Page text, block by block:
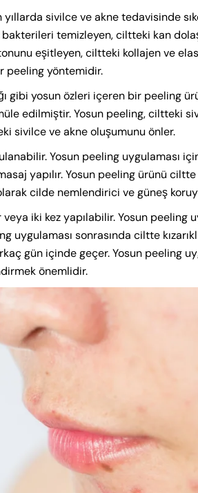
sivilce ve akne tedavisinde
temizleyen, ciltteki kan
eşitleyen, ciltteki kollajen ve
peeling yöntemidir.
gibi yosun özleri içeren bir peeling
edilmiştir. Yosun peeling, ciltteki
sivilce ve akne oluşumunu önler.
Yosun peeling uygulaması
yapılır. Yosun peeling ürünü
olarak cilde nemlendirici ve güneş
iki kez yapılabilir. Yosun peeling
uygulaması sonrasında ciltte
gün içinde geçer. Yosun peeling
önemlidir.